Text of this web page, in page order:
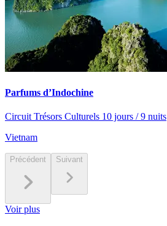
Parfums d’Indochine
Circuit Trésors Culturels 10 jours / 9 nuits
Vietnam
Précédent Suivant
Voir plus